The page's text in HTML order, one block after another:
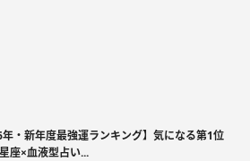
年・新年度最強運ランキング】気になる第1位
座×血液型占い...